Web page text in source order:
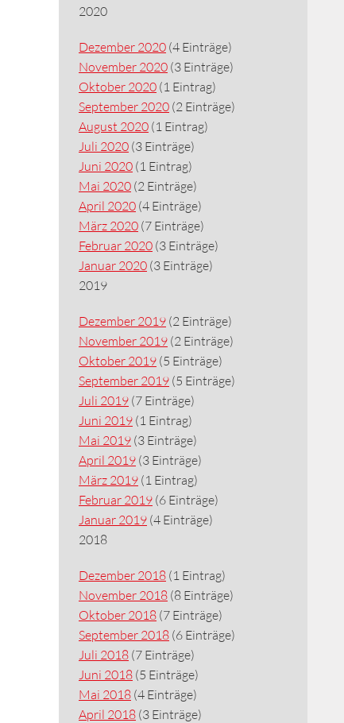
2020
Dezember 2020 (4 Einträge)
November 2020 (3 Einträge)
Oktober 2020 (1 Eintrag)
September 2020 (2 Einträge)
August 2020 (1 Eintrag)
Juli 2020 (3 Einträge)
Juni 2020 (1 Eintrag)
Mai 2020 (2 Einträge)
April 2020 (4 Einträge)
März 2020 (7 Einträge)
Februar 2020 (3 Einträge)
Januar 2020 (3 Einträge)
2019
Dezember 2019 (2 Einträge)
November 2019 (2 Einträge)
Oktober 2019 (5 Einträge)
September 2019 (5 Einträge)
Juli 2019 (7 Einträge)
Juni 2019 (1 Eintrag)
Mai 2019 (3 Einträge)
April 2019 (3 Einträge)
März 2019 (1 Eintrag)
Februar 2019 (6 Einträge)
Januar 2019 (4 Einträge)
2018
Dezember 2018 (1 Eintrag)
November 2018 (8 Einträge)
Oktober 2018 (7 Einträge)
September 2018 (6 Einträge)
Juli 2018 (7 Einträge)
Juni 2018 (5 Einträge)
Mai 2018 (4 Einträge)
April 2018 (3 Einträge)